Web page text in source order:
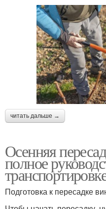
читать дальше →
Осенняя
полное
Подготовка к пересадке